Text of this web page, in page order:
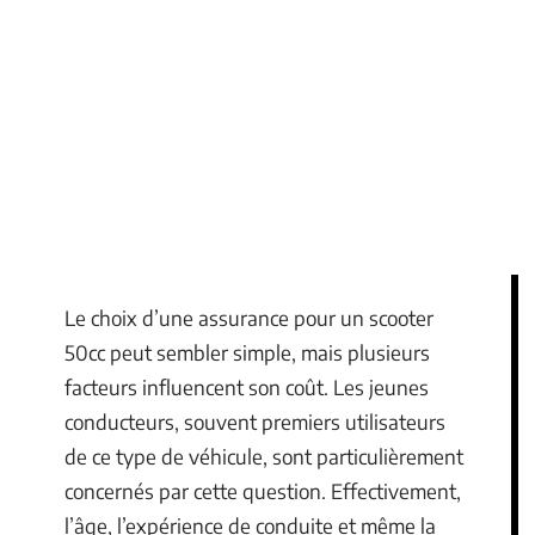
Le choix d’une assurance pour un scooter
50cc peut sembler simple, mais plusieurs
facteurs influencent son coût. Les jeunes
conducteurs, souvent premiers utilisateurs
de ce type de véhicule, sont particulièrement
concernés par cette question. Effectivement,
l’âge, l’expérience de conduite et même la